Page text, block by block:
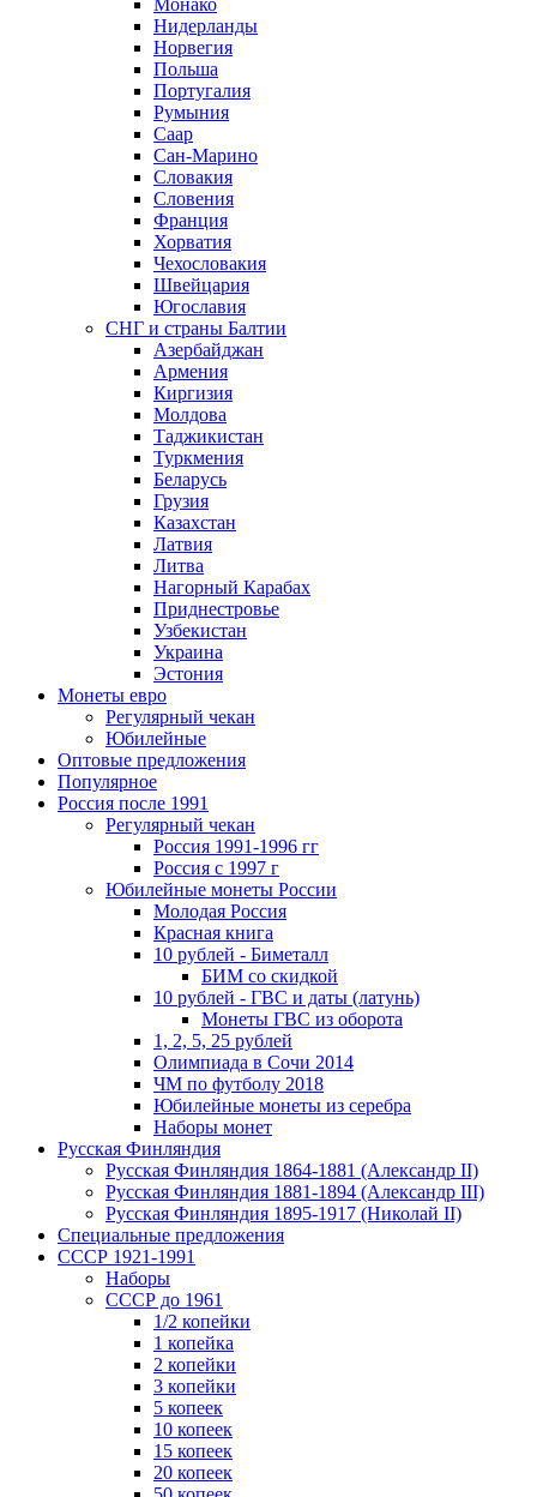
Монако
Нидерланды
Норвегия
Польша
Португалия
Румыния
Саар
Сан-Марино
Словакия
Словения
Франция
Хорватия
Чехословакия
Швейцария
Югославия
СНГ и страны Балтии
Азербайджан
Армения
Киргизия
Молдова
Таджикистан
Туркмения
Беларусь
Грузия
Казахстан
Латвия
Литва
Нагорный Карабах
Приднестровье
Узбекистан
Украина
Эстония
Монеты евро
Регулярный чекан
Юбилейные
Оптовые предложения
Популярное
Россия после 1991
Регулярный чекан
Россия 1991-1996 гг
Россия с 1997 г
Юбилейные монеты России
Молодая Россия
Красная книга
10 рублей - Биметалл
БИМ со скидкой
10 рублей - ГВС и даты (латунь)
Монеты ГВС из оборота
1, 2, 5, 25 рублей
Олимпиада в Сочи 2014
ЧМ по футболу 2018
Юбилейные монеты из серебра
Наборы монет
Русская Финляндия
Русская Финляндия 1864-1881 (Александр II)
Русская Финляндия 1881-1894 (Александр III)
Русская Финляндия 1895-1917 (Николай II)
Специальные предложения
СССР 1921-1991
Наборы
СССР до 1961
1/2 копейки
1 копейка
2 копейки
3 копейки
5 копеек
10 копеек
15 копеек
20 копеек